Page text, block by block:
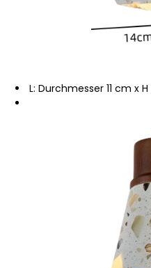
L: Durchmesser 11 cm x